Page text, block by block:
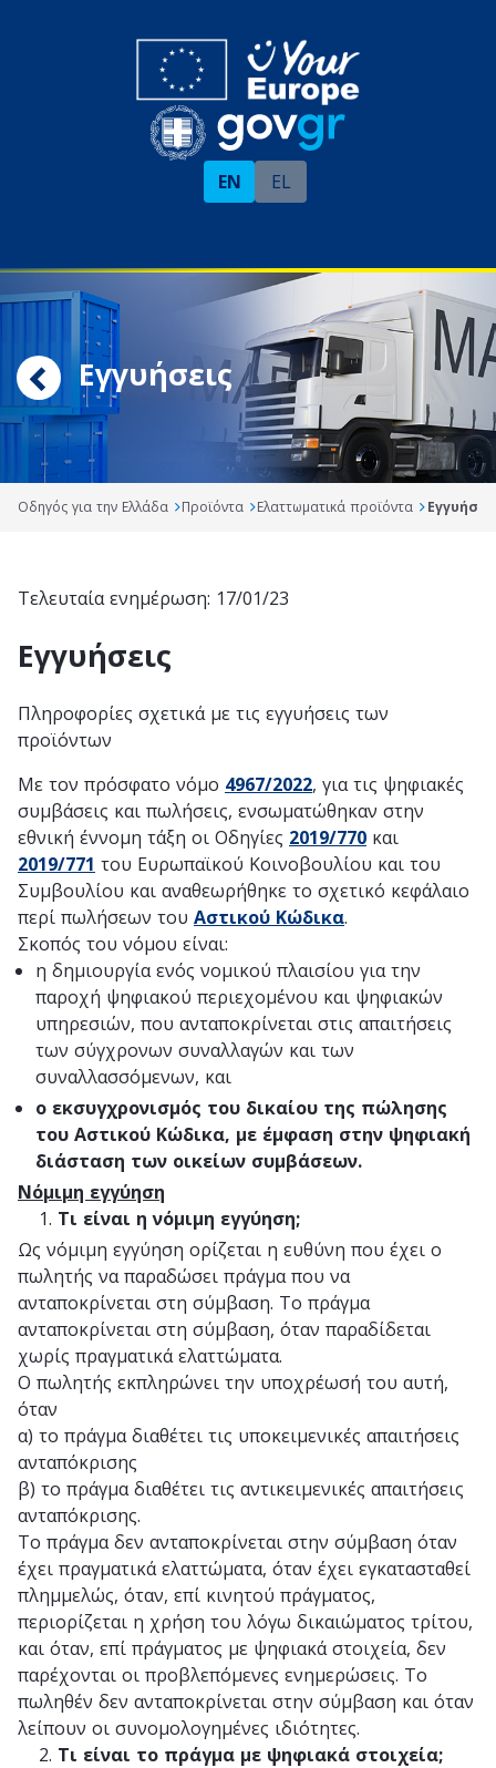
EN EL
Εγγυήσεις
Οδηγός για την Ελλάδα Προϊόντα Ελαττωματικά προϊόντα
Τελευταία ενημέρωση: 17/01/23
Εγγυήσεις
Πληροφορίες σχετικά με τις εγγυήσεις των
προϊόντων
Με τον πρόσφατο νόμο 4967/2022, για τις ψηφιακές
συμβάσεις και πωλήσεις, ενσωματώθηκαν στην
εθνική έννομη τάξη οι Οδηγίες 2019/770 και
2019/771 του Ευρωπαϊκού Κοινοβουλίου και του
Συμβουλίου και αναθεωρήθηκε το σχετικό κεφάλαιο
περί πωλήσεων του Αστικού Κώδικα.
Σκοπός του νόμου είναι:
η δημιουργία ενός νομικού πλαισίου για την
παροχή ψηφιακού περιεχομένου και ψηφιακών
υπηρεσιών, που ανταποκρίνεται στις απαιτήσεις
των σύγχρονων συναλλαγών και των
συναλλασσόμενων, και
ο εκσυγχρονισμός του δικαίου της πώλησης
του Αστικού Κώδικα, με έμφαση στην ψηφιακή
διάσταση των οικείων συμβάσεων.
Νόμιμη εγγύηση
Τι είναι η νόμιμη εγγύηση;
Ως νόμιμη εγγύηση ορίζεται η ευθύνη που έχει ο
πωλητής να παραδώσει πράγμα που να
ανταποκρίνεται στη σύμβαση. Το πράγμα
ανταποκρίνεται στη σύμβαση, όταν παραδίδεται
χωρίς πραγματικά ελαττώματα.
Ο πωλητής εκπληρώνει την υποχρέωσή του αυτή,
όταν
α) το πράγμα διαθέτει τις υποκειμενικές απαιτήσεις
ανταπόκρισης
β) το πράγμα διαθέτει τις αντικειμενικές απαιτήσεις
ανταπόκρισης.
Το πράγμα δεν ανταποκρίνεται στην σύμβαση όταν
έχει πραγματικά ελαττώματα, όταν έχει εγκατασταθεί
πλημμελώς, όταν, επί κινητού πράγματος,
περιορίζεται η χρήση του λόγω δικαιώματος τρίτου,
και όταν, επί πράγματος με ψηφιακά στοιχεία, δεν
παρέχονται οι προβλεπόμενες ενημερώσεις. Το
πωληθέν δεν ανταποκρίνεται στην σύμβαση και όταν
λείπουν οι συνομολογημένες ιδιότητες.
Τι είναι το πράγμα με ψηφιακά στοιχεία;